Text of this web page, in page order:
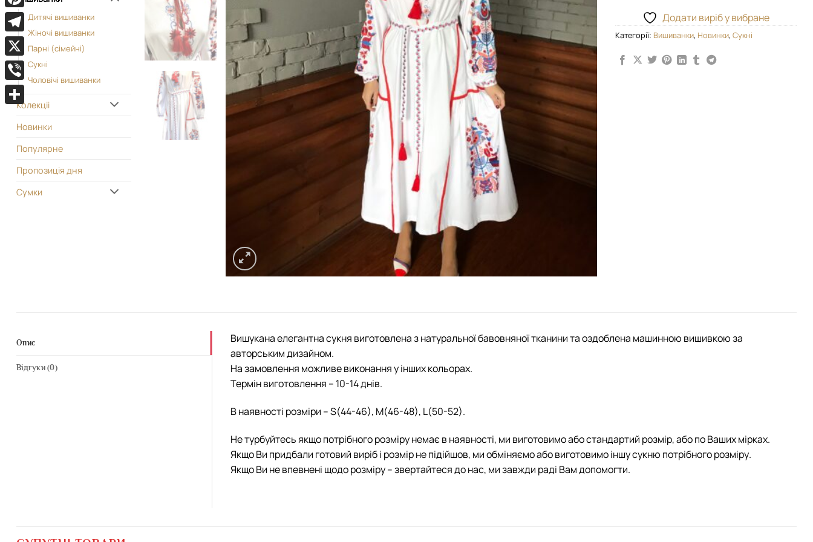
Дитячі вишиванки
Жіночі вишиванки
Парні (сімейні)
Сукні
Чоловічі вишиванки
Колекціі
Новинки
Популярне
Пропозиція дня
Сумки
Додати виріб у вибране
Категорії: Вишиванки, Новинки, Сукні
Опис
Відгуки (0)
Вишукана елегантна сукня виготовлена з натуральної бавовняної тканини та оздоблена машинною вишивкою за
авторським дизайном.
На замовлення можливе виконання у інших кольорах.
Термін виготовлення – 10-14 днів.
В наявності розміри – S(44-46), M(46-48), L(50-52).
Не турбуйтесь якщо потрібного розміру немає в наявності, ми виготовимо або стандартий розмір, або по Ваших мірках.
Якщо Ви придбали готовий виріб і розмір не підійшов, ми обміняємо або виготовимо іншу cукню потрібного розміру.
Якщо Ви не впевнені щодо розміру – звертайтеся до нас, ми завжди раді Вам допомогти.
Pinterest
Telegram
X
Viber
Поділитися